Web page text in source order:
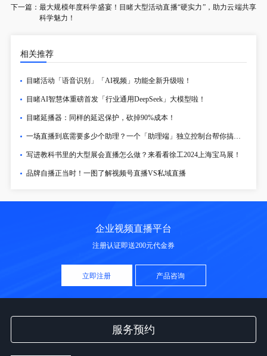
下一篇： 最大规模年度科学盛宴！目睹大型活动直播“硬实力”，助力云端共享
科学魅力！
相关推荐
目睹活动「语音识别」「AI视频」功能全新升级啦！
目睹AI智慧体重磅首发「行业通用DeepSeek」大模型啦！
目睹延播器：同样的延迟保护，砍掉90%成本！
一场直播到底需要多少个助理？一个「助理端」独立控制台帮你搞定！
写进教科书里的大型展会直播怎么做？来看看徐工2024上海宝马展！
品牌自播正当时！一图了解视频号直播VS私域直播
企业视频直播平台
注册认证即送200元代金券
立即注册 产品咨询
服务预约